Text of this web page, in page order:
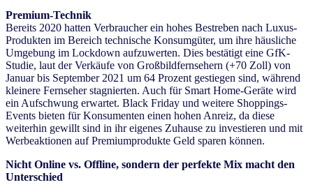
Premium-Technik
Bereits 2020 hatten Verbraucher ein hohes Bestreben nach Luxus-
Produkten im Bereich technische Konsumgüter, um ihre häusliche
Umgebung im Lockdown aufzuwerten. Dies bestätigt eine GfK-
Studie, laut der Verkäufe von Großbildfernsehern (+70 Zoll) von
Januar bis September 2021 um 64 Prozent gestiegen sind, während
kleinere Fernseher stagnierten. Auch für Smart Home-Geräte wird
ein Aufschwung erwartet. Black Friday und weitere Shoppings-
Events bieten für Konsumenten einen hohen Anreiz, da diese
weiterhin gewillt sind in ihr eigenes Zuhause zu investieren und mit
Werbeaktionen auf Premiumprodukte Geld sparen können.
Nicht Online vs. Offline, sondern der perfekte Mix macht den
Unterschied